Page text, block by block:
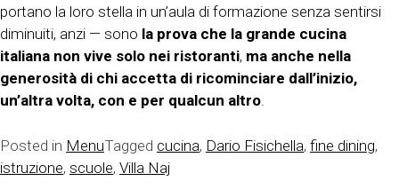
portano la loro stella in un’aula di formazione senza sentirsi
diminuiti, anzi — sono la prova che la grande cucina
italiana non vive solo nei ristoranti, ma anche nella
generosità di chi accetta di ricominciare dall’inizio,
un’altra volta, con e per qualcun altro.
Posted in MenuTagged cucina, Dario Fisichella, fine dining,
istruzione, scuole, Villa Naj